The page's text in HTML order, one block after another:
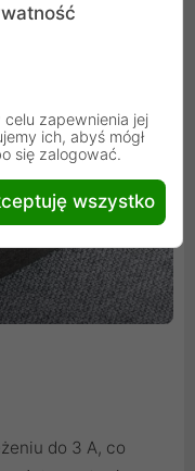
do 3 A, co
celu zapewnienia jej
ich, abyś mógł
się zalogować.
wszystko